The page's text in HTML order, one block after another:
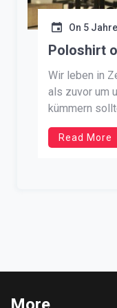
On 5
Poloshirt
Wir leben in
als zuvor um
kümmern
ist, nicht nur
sondern
Read More